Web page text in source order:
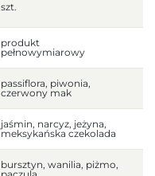
szt.
produkt
pełnowymiarowy
passiflora, piwonia,
czerwony mak
jaśmin, narcyz, jeżyna,
meksykańska czekolada
bursztyn, wanilia, piżmo,